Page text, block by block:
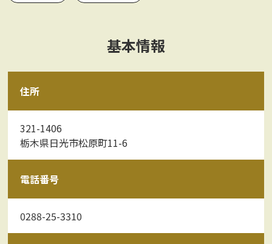
基本情報
住所
321-1406
栃木県日光市松原町11-6
電話番号
0288-25-3310